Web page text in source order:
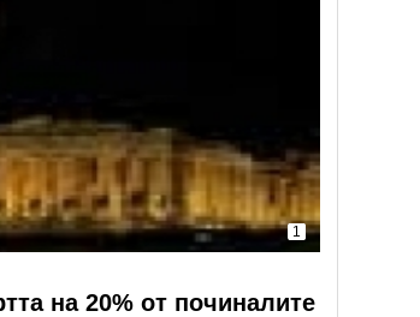
1
на 20% от починалите